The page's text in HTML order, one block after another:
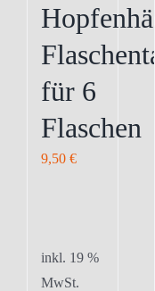
für 6
Flaschen
9,50 €
inkl. 19 %
MwSt.